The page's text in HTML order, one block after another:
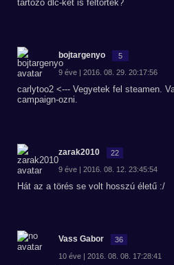
tartozó dlc-ket is feltörték?
bojtargenyo 5
9 éve | 2016. 08. 29. 20:17:56
carlytoo2 <--- Vegyetek fel steamen.
campaign-ozni.
zarak2010 22
9 éve | 2016. 08. 12. 23:45:54
Hát az a törés se volt hosszú életű :/
Vass Gabor 36
10 éve | 2016. 08. 08. 17:28:41